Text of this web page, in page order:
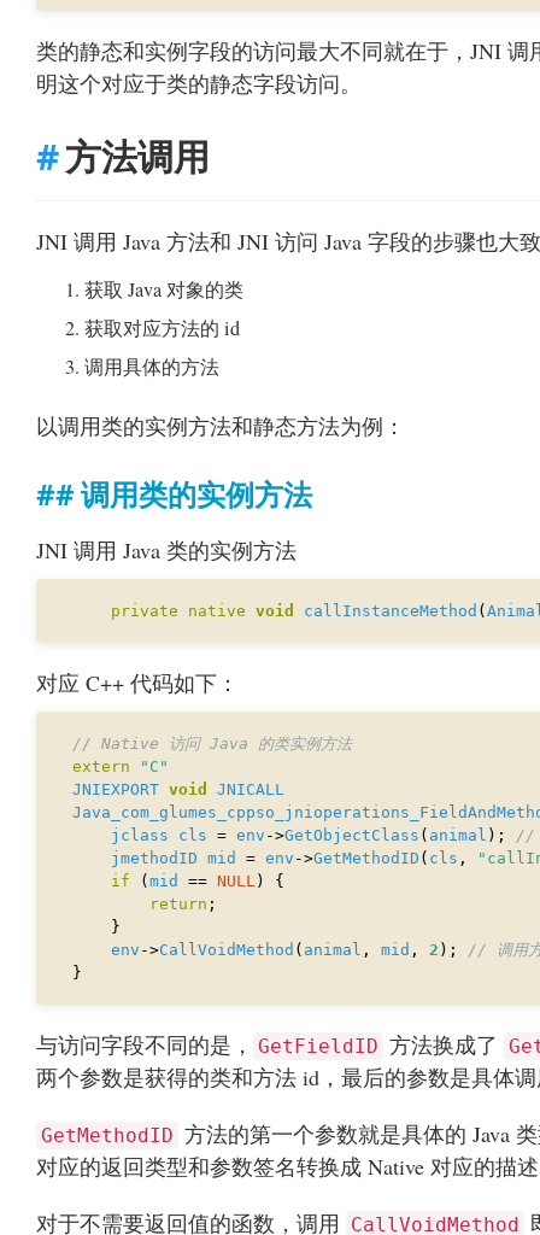
类的静态和实例字段的访问最大不同就在于，JNI
明这个对应于类的静态字段访问。
方法调用
JNI 调用 Java 方法和 JNI 访问 Java 字段的步骤也大
获取 Java 对象的类
获取对应方法的 id
调用具体的方法
以调用类的实例方法和静态方法为例：
调用类的实例方法
JNI 调用 Java 类的实例方法
private native void callInstanceMethod (
对应 C++ 代码如下：
extern
"C"
JNIEXPORT void
JNICALL
jclass
cls = env ->GetObjectClass ( animal );
jmethodID mid = env ->GetMethodID ( cls ,
if ( mid == NULL
return
env ->CallVoidMethod ( animal , mid , 2 );
与访问字段不同的是， GetFieldID 方法换成了
两个参数是获得的类和方法 id，最后的参数是具体
GetMethodID 方法的第一个参数就是具体的 Java
对应的返回类型和参数签名转换成 Native 对应的描
对于不需要返回值的函数，调用
CallVoidMethod